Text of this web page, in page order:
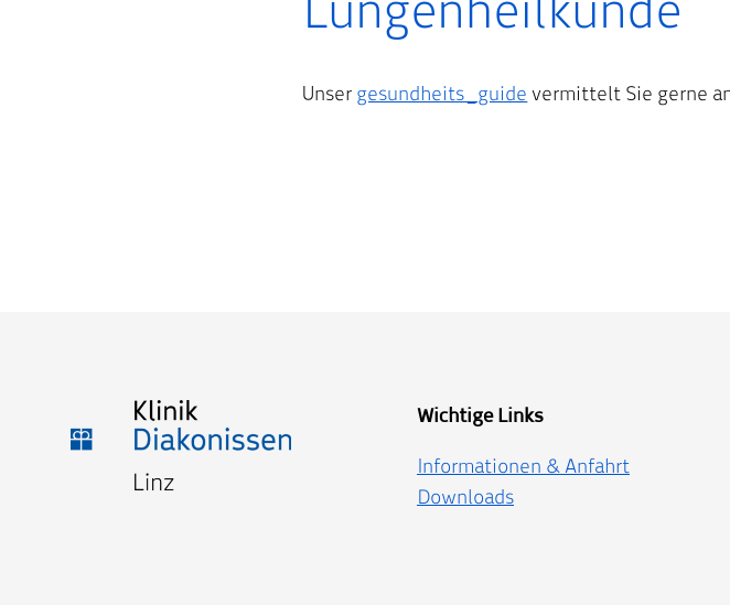
Unsergesundheits_guidevermittelt Sie gerne
Wichtige Links
Informationen & Anfahrt
Downloads